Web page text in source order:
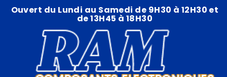
Ouvert du Lundi au Samedi de 9H30 à 12H30 et
de 13H45 à 18H30